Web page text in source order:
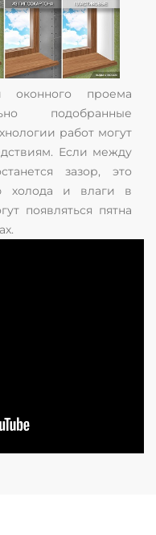
проема
подобранные
работ могут
Если между
зазор, это
холода и влаги в
появляться пятна